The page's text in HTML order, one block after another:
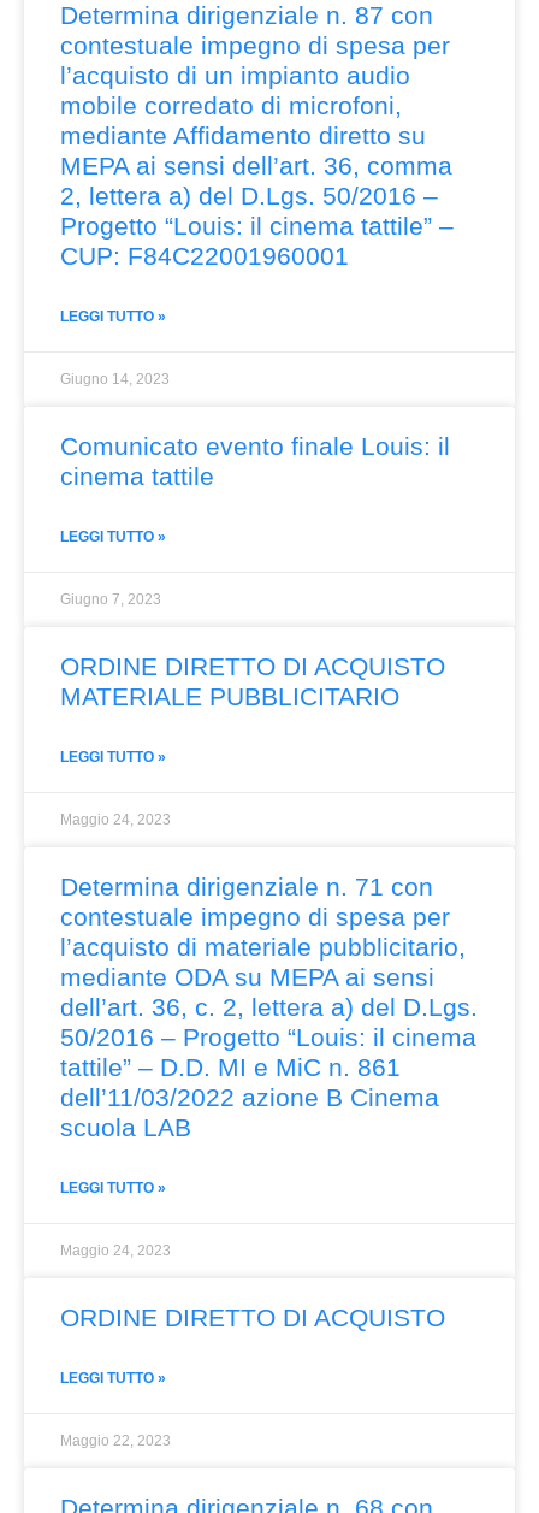
Determina dirigenziale n. 87 con
contestuale impegno di spesa per
l’acquisto di un impianto audio
mobile corredato di microfoni,
mediante Affidamento diretto su
MEPA ai sensi dell’art. 36, comma
2, lettera a) del D.Lgs. 50/2016 –
Progetto “Louis: il cinema tattile” –
CUP: F84C22001960001
LEGGI TUTTO »
Giugno 14, 2023
Comunicato evento finale Louis: il
cinema tattile
LEGGI TUTTO »
Giugno 7, 2023
ORDINE DIRETTO DI ACQUISTO
MATERIALE PUBBLICITARIO
LEGGI TUTTO »
Maggio 24, 2023
Determina dirigenziale n. 71 con
contestuale impegno di spesa per
l’acquisto di materiale pubblicitario,
mediante ODA su MEPA ai sensi
dell’art. 36, c. 2, lettera a) del D.Lgs.
50/2016 – Progetto “Louis: il cinema
tattile” – D.D. MI e MiC n. 861
dell’11/03/2022 azione B Cinema
scuola LAB
LEGGI TUTTO »
Maggio 24, 2023
ORDINE DIRETTO DI ACQUISTO
LEGGI TUTTO »
Maggio 22, 2023